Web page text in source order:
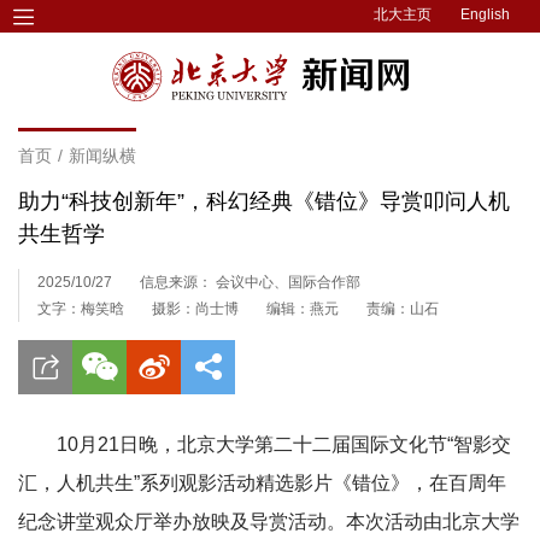
北大主页 English
首页 / 新闻纵横
助力“科技创新年”，科幻经典《错位》导赏叩问人机
共生哲学
2025/10/27
信息来源： 会议中心、国际合作部
文字：梅笑晗
摄影：尚士博 编辑：燕元 责编：山石
10月21日晚，北京大学第二十二届国际文化节“智影交
汇，人机共生”系列观影活动精选影片《错位》，在百周年
纪念讲堂观众厅举办放映及导赏活动。本次活动由北京大学